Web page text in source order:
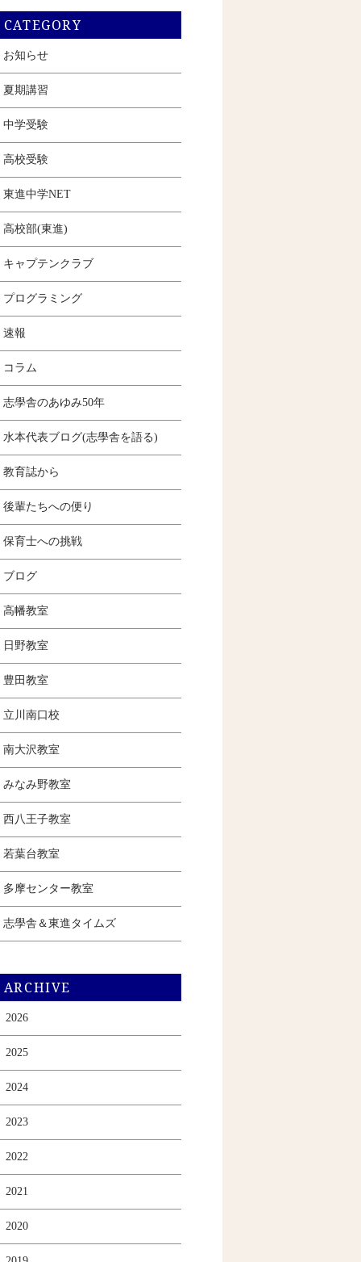
CATEGORY
お知らせ
夏期講習
中学受験
高校受験
東進中学NET
高校部(東進)
キャプテンクラブ
プログラミング
速報
コラム
志學舎のあゆみ50年
水本代表ブログ(志學舎を語る)
教育誌から
後輩たちへの便り
保育士への挑戦
ブログ
高幡教室
日野教室
豊田教室
立川南口校
南大沢教室
みなみ野教室
西八王子教室
若葉台教室
多摩センター教室
志學舎＆東進タイムズ
ARCHIVE
2026
2025
2024
2023
2022
2021
2020